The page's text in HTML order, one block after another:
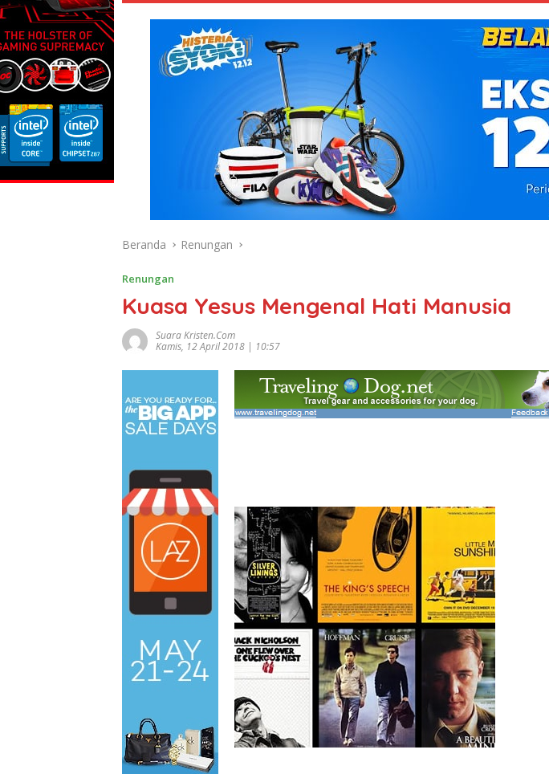
Beranda Renungan
Renungan
Kuasa Yesus Mengenal Hati Manusia
Suara Kristen.com
Kamis, 12 April 2018 | 10:57